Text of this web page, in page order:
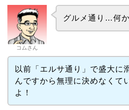
コムさん
グルメ通り…何
以前「エルサ通り」で盛大に
んですから無理に決めなくて
よ！